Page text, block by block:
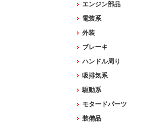
エンジン部品
電装系
外装
ブレーキ
ハンドル周り
吸排気系
駆動系
モタードパーツ
装備品